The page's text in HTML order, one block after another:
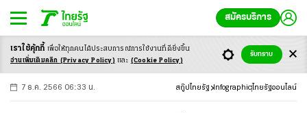
สมัครบริการ
-ก ก ก+
7 ธ.ค. 2566 06:33 น. สกู๊ปไทยรัฐ Infographicไทยรัฐออนไลน์
เราใช้คุ้กกี้ เพื่อให้ทุกคนได้ประสบการณ์การใช้งานที่ดียิ่งขึ้น
อ่านเพิ่มเติมคลิก (Privacy Policy) และ (Cookie Policy)
รับทราบ